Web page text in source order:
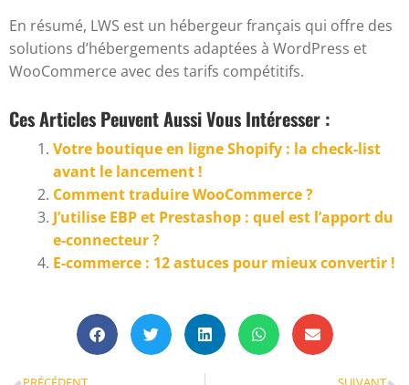
En résumé, LWS est un hébergeur français qui offre des
solutions d’hébergements adaptées à WordPress et
WooCommerce avec des tarifs compétitifs.
Ces Articles Peuvent Aussi Vous Intéresser :
Votre boutique en ligne Shopify : la check-list
avant le lancement !
Comment traduire WooCommerce ?
J’utilise EBP et Prestashop : quel est l’apport du
e-connecteur ?
E-commerce : 12 astuces pour mieux convertir !